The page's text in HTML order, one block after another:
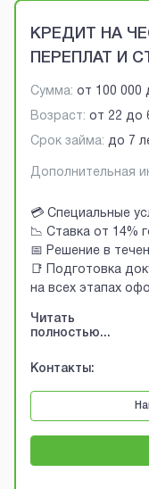
КРЕДИТ НА
ПЕРЕПЛАТ И
Сумма: от 100 000
Возраст: от 22 до
Срок займа: до 7
Дополнительная
💳 Специальные
📉 Ставка от 14%
📅 Решение в
📑 Подготовка
на всех этапах
Читать
полностью...
Контакты: